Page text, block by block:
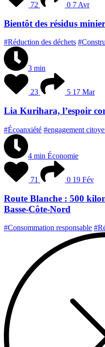
72 0 7 Avr
Bientôt des résidus
#Réduction des déchets
3 min
23 5 17 Mar
Lia Kurihara, l’espoir
#Écoanxiété #engagement
4 min Économie
71 0 19 Fév
Route Blanche : 500
Basse-Côte-Nord
#Consommation responsable